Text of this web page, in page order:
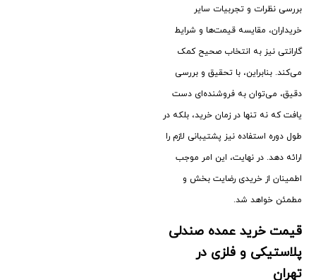
بررسی نظرات و تجربیات سایر
خریداران، مقایسه قیمت‌ها و شرایط
گارانتی نیز به انتخاب صحیح کمک
می‌کند. بنابراین، با تحقیق و بررسی
دقیق، می‌توان به فروشنده‌ای دست
یافت که نه ‌تنها در زمان خرید، بلکه در
طول دوره استفاده نیز پشتیبانی لازم را
ارائه دهد. در نهایت، این امر موجب
اطمینان از خریدی رضایت ‌بخش و
مطمئن خواهد شد.
قیمت خرید عمده صندلی
پلاستیکی و فلزی در
تهران